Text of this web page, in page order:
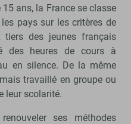
ans, la France se classe
pays sur les critères de
tiers des jeunes français
des heures de cours à
en silence. De la même
travaillé en groupe ou
leur scolarité.
ses méthodes